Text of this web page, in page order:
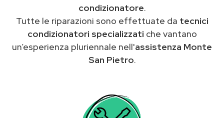
condizionatore.
Tutte le riparazioni sono effettuate da tecnici
condizionatori specializzati che vantano
un’esperienza pluriennale nell'assistenza Monte
San Pietro.